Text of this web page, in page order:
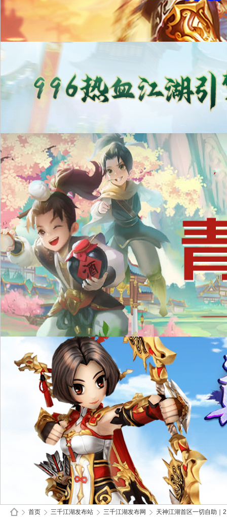
首页 三千江湖发布站 三千江湖发布网 天神江湖首区一切自助｜